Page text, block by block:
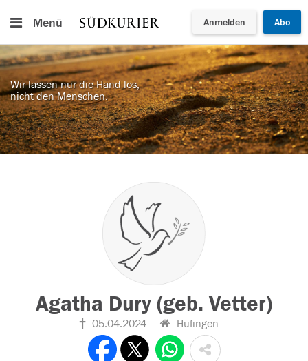
Menü Anmelden Abo
Wir lassen nur die Hand los,
nicht den Menschen.
Agatha Dury (geb. Vetter)
05.04.2024 Hüfingen